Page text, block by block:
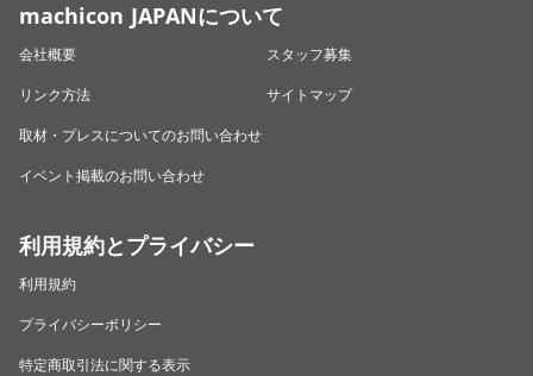
machicon JAPANについて
会社概要
スタッフ募集
リンク方法
サイトマップ
取材・プレスについてのお問い合わせ
イベント掲載のお問い合わせ
利用規約とプライバシー
利用規約
プライバシーポリシー
特定商取引法に関する表示